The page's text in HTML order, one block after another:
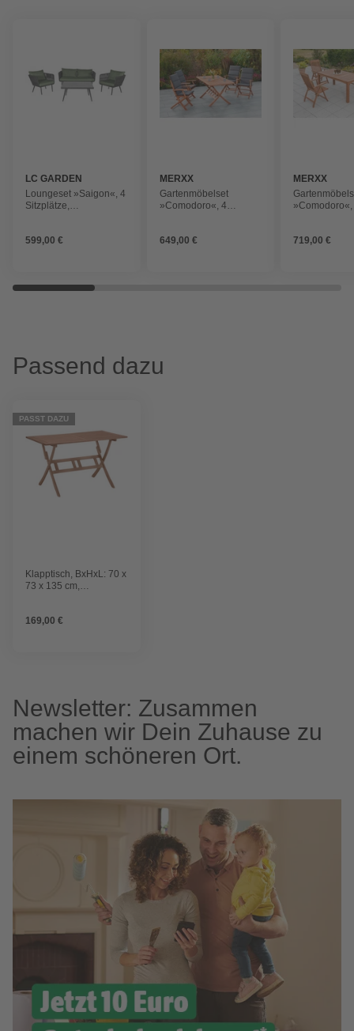
LC GARDEN
Loungeset »Saigon«, 4
Sitzplätze,
599,00 €
MERXX
Gartenmöbelset
»Comodoro«, 4
Auflagen
649,00 €
MERXX
Auflagen
719,00 €
Passend dazu
PASST DAZU
Klapptisch, BxHxL: 70 x
73 x 135 cm,
169,00 €
Newsletter: Zusammen
machen wir Dein Zuhause zu
einem schöneren Ort.